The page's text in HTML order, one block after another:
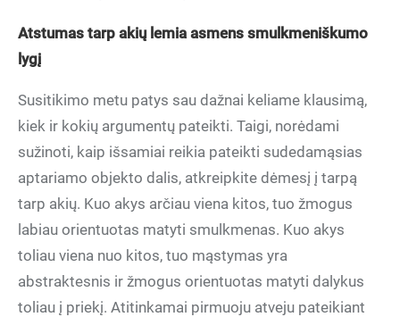
Atstumas tarp akių lemia asmens smulkmeniškumo
lygį
Susitikimo metu patys sau dažnai keliame klausimą,
kiek ir kokių argumentų pateikti. Taigi, norėdami
sužinoti, kaip išsamiai reikia pateikti sudedamąsias
aptariamo objekto dalis, atkreipkite dėmesį į tarpą
tarp akių. Kuo akys arčiau viena kitos, tuo žmogus
labiau orientuotas matyti smulkmenas. Kuo akys
toliau viena nuo kitos, tuo mąstymas yra
abstraktesnis ir žmogus orientuotas matyti dalykus
toliau į priekį. Atitinkamai pirmuoju atveju pateikiant